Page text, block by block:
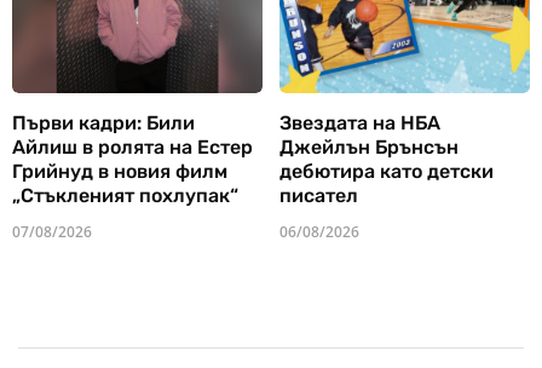
Първи кадри: Били
Айлиш в ролята на Естер
Грийнуд в новия филм
„Стъкленият похлупак“
07/08/2026
Звездата на НБА
Джейлън Брънсън
дебютира като детски
писател
06/08/2026